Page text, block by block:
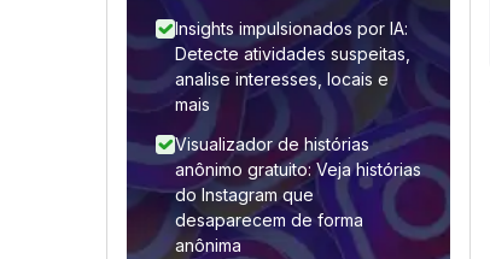
Insights impulsionados por IA:
Detecte atividades suspeitas,
analise interesses, locais e
mais
Visualizador de histórias
anônimo gratuito: Veja histórias
do Instagram que
desaparecem de forma
anônima